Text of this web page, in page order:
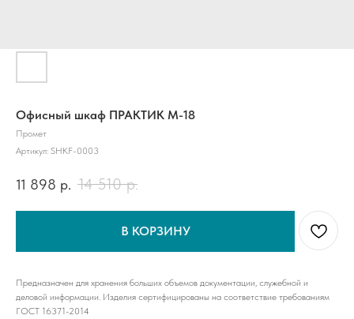
Офисный шкаф ПРАКТИК M-18
Промет
Артикул: SHKF-0003
11 898 р. 14 510 р.
В КОРЗИНУ
Предназначен для хранения больших объемов документации, служебной и
деловой информации. Изделия сертифицированы на соответствие требованиям
ГОСТ 16371-2014